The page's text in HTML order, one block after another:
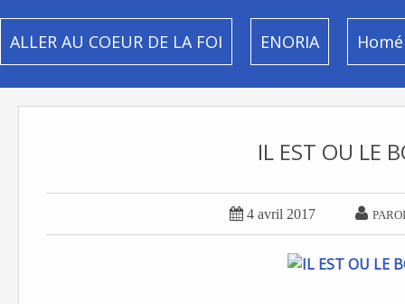
ALLER AU COEUR DE LA FOI ENORIA
IL EST OU LE
 4 avril 2017 